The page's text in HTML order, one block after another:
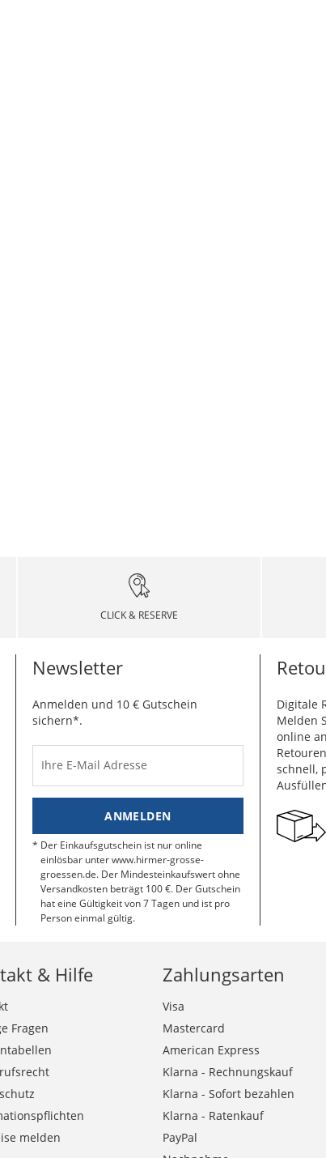
CLICK & RESERVE
Newsletter
Anmelden und 10 € Gutschein
sichern*.
Ihre E-Mail Adresse
ANMELDEN
Der Einkaufsgutschein ist nur online
einlösbar unter www.hirmer-grosse-
groessen.de. Der Mindesteinkaufswert ohne
Versandkosten beträgt 100 €. Der Gutschein
hat eine Gültigkeit von 7 Tagen und ist pro
Person einmal gültig.
Digitale
Melden
online
schnell,
& Hilfe
Fragen
melden
Zahlungsarten
Visa
Mastercard
American Express
Klarna - Rechnungskauf
Klarna - Sofort bezahlen
Klarna - Ratenkauf
PayPal